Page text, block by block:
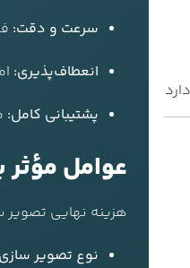
سرعت و دقت:
انعطاف‌پذیری:
پشتیبانی کامل:
عوامل
هزینه نهایی تصویر
نوع تصویر